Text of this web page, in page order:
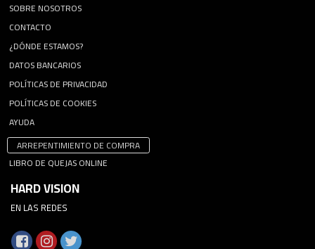
SOBRE NOSOTROS
CONTACTO
¿DÓNDE ESTAMOS?
DATOS BANCARIOS
POLÍTICAS DE PRIVACIDAD
POLÍTICAS DE COOKIES
AYUDA
ARREPENTIMIENTO DE COMPRA
LIBRO DE QUEJAS ONLINE
HARD VISION
EN LAS REDES